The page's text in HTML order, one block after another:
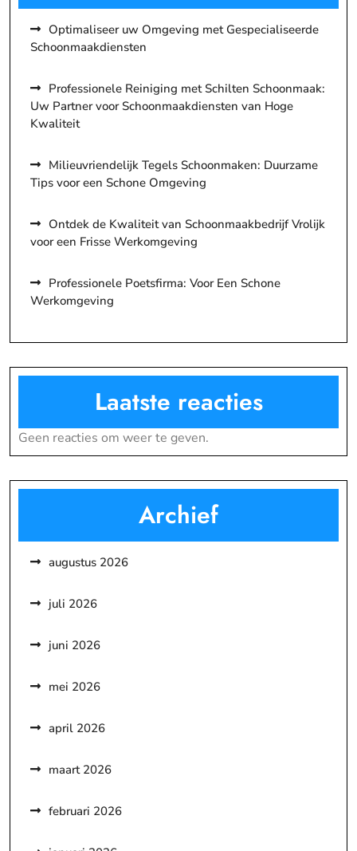
Optimaliseer uw Omgeving met Gespecialiseerde
Schoonmaakdiensten
Professionele Reiniging met Schilten Schoonmaak:
Uw Partner voor Schoonmaakdiensten van Hoge
Kwaliteit
Milieuvriendelijk Tegels Schoonmaken: Duurzame
Tips voor een Schone Omgeving
Ontdek de Kwaliteit van Schoonmaakbedrijf Vrolijk
voor een Frisse Werkomgeving
Professionele Poetsfirma: Voor Een Schone
Werkomgeving
Laatste reacties
Geen reacties om weer te geven.
Archief
augustus 2026
juli 2026
juni 2026
mei 2026
april 2026
maart 2026
februari 2026